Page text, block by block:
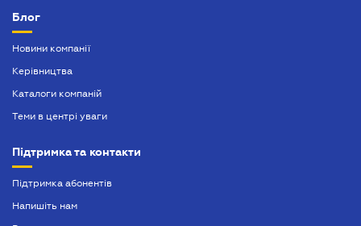
Блог
Новини компанії
Керівництва
Каталоги компаній
Теми в центрі уваги
Підтримка та контакти
Підтримка абонентів
Напишіть нам